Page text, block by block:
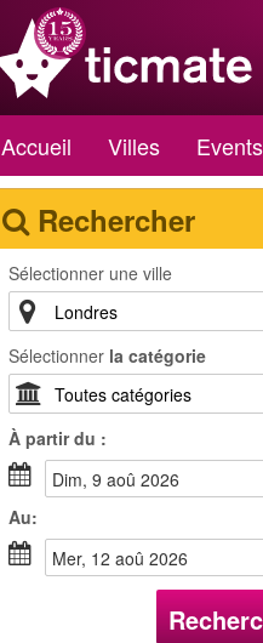
Accueil Villes Events
Rechercher
Sélectionner une ville
Sélectionner la catégorie
À partir du :
dim, 9 aoû 2026
Au:
mer, 12 aoû 2026